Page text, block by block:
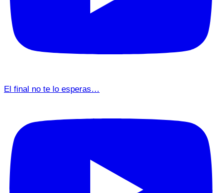
El final no te lo esperas…